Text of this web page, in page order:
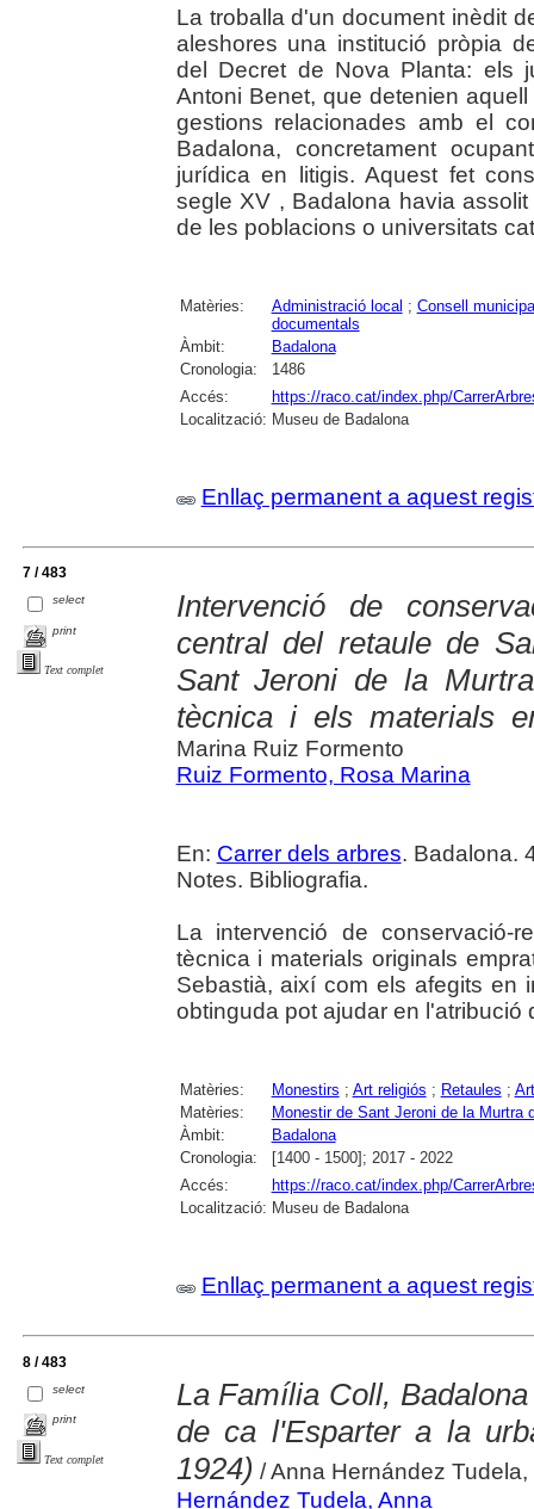
La troballa d'un document inèdit
aleshores una institució pròpia
del Decret de Nova Planta: els
Antoni Benet, que detenien
gestions relacionades amb el
Badalona, concretament
jurídica en litigis. Aquest fet
segle XV , Badalona havia
de les poblacions o universitats
Matèries: Administració local ; Consell
documentals
Àmbit:
Badalona
Cronologia:
1486
Accés:
https://raco.cat/index.php/
Localització: Museu de Badalona
Enllaç permanent a aquest
7 / 483
select
print
Text complet
Intervenció de
central del retaule de
Sant Jeroni de la
tècnica i els materials
Marina Ruiz Formento
Ruiz Formento, Rosa Marina
En: Carrer dels arbres. Badalona.
Notes. Bibliografia.
La intervenció de conservació-
tècnica i materials originals
Sebastià, així com els afegits en
obtinguda pot ajudar en l'atribució
Matèries: Monestirs ; Art religiós ; Retaules ;
Matèries:
Monestir de Sant Jeroni de la Murtra
Àmbit:
Badalona
Cronologia:
[1400 - 1500]; 2017 - 2022
Accés:
https://raco.cat/index.php/
Localització: Museu de Badalona
Enllaç permanent a aquest
8 / 483
select
print
Text complet
La Família Coll,
de ca l'Esparter a la
1924) / Anna Hernández
Hernández Tudela, Anna